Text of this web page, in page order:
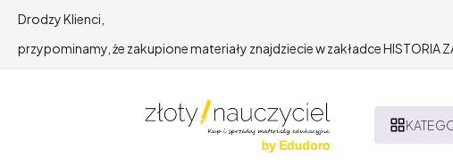
Drodzy Klienci,
przypominamy, że zakupione materiały znajdziecie w zakładce HISTORIA